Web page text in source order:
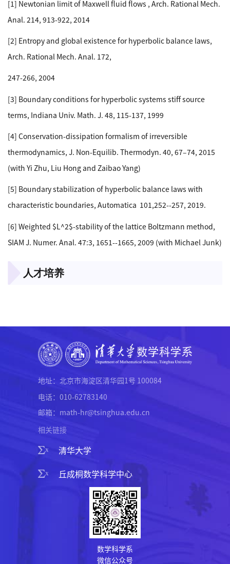
[1] Newtonian limit of Maxwell fluid flows , Arch. Rational Mech.
Anal. 214, 913-922, 2014
[2] Entropy and global existence for hyperbolic balance laws,
Arch. Rational Mech. Anal. 172,
247-266, 2004
[3] Boundary conditions for hyperbolic systems stiff source
terms, Indiana Univ. Math. J. 48, 115-137, 1999
[4] Conservation-dissipation formalism of irreversible
thermodynamics, J. Non-Equilib. Thermodyn. 40, 67–74, 2015
(with Yi Zhu, Liu Hong and Zaibao Yang)
[5] Boundary stabilization of hyperbolic balance laws with
characteristic boundaries, Automatica 101,252--257, 2019.
[6] Weighted $L^2$-stability of the lattice Boltzmann method,
SIAM J. Numer. Anal. 47:3, 1651--1665, 2009 (with Michael Junk)
人才培养
地址：北京市海淀区清华园1号 100084
电话：010-62783140
邮箱：math-hr@tsinghua.edu.cn
相关链接
清华大学
丘成桐数学科学中心
数学科学系
微信公众号